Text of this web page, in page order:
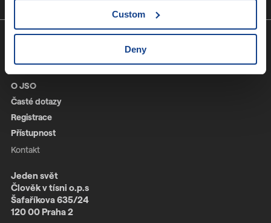
Custom
Deny
Info
O JSO
Časté dotazy
Registrace
Přístupnost
Kontakt
Jeden svět
Člověk v tísni o.p.s
Šafaříkova 635/24
120 00 Praha 2